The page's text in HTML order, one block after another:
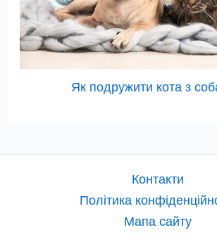
Як подружити кота з
Контакти
Політика
Мапа сайту